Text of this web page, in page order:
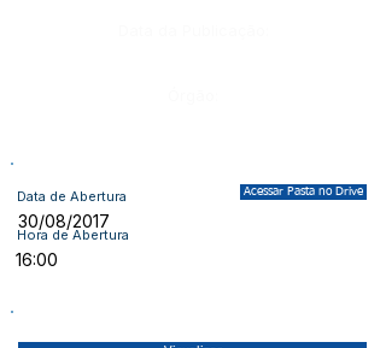
Data de Abertura
30/08/2017
Hora de Abertura
Acessar Pasta no Drive
16:00